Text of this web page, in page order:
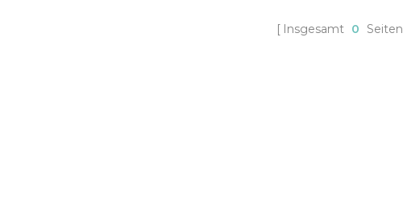
Insgesamt 0 Seiten